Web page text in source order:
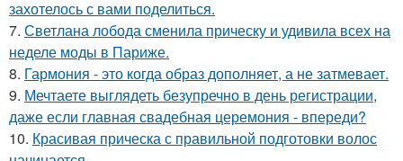
захотелось с вами поделиться.
7. Светлана лобода сменила прическу и удивила всех на
неделе моды в Париже.
8. Гармония - это когда образ дополняет, а не затмевает.
9. Мечтаете выглядеть безупречно в день регистрации,
даже если главная свадебная церемония - впереди?
10. Красивая прическа с правильной подготовки волос